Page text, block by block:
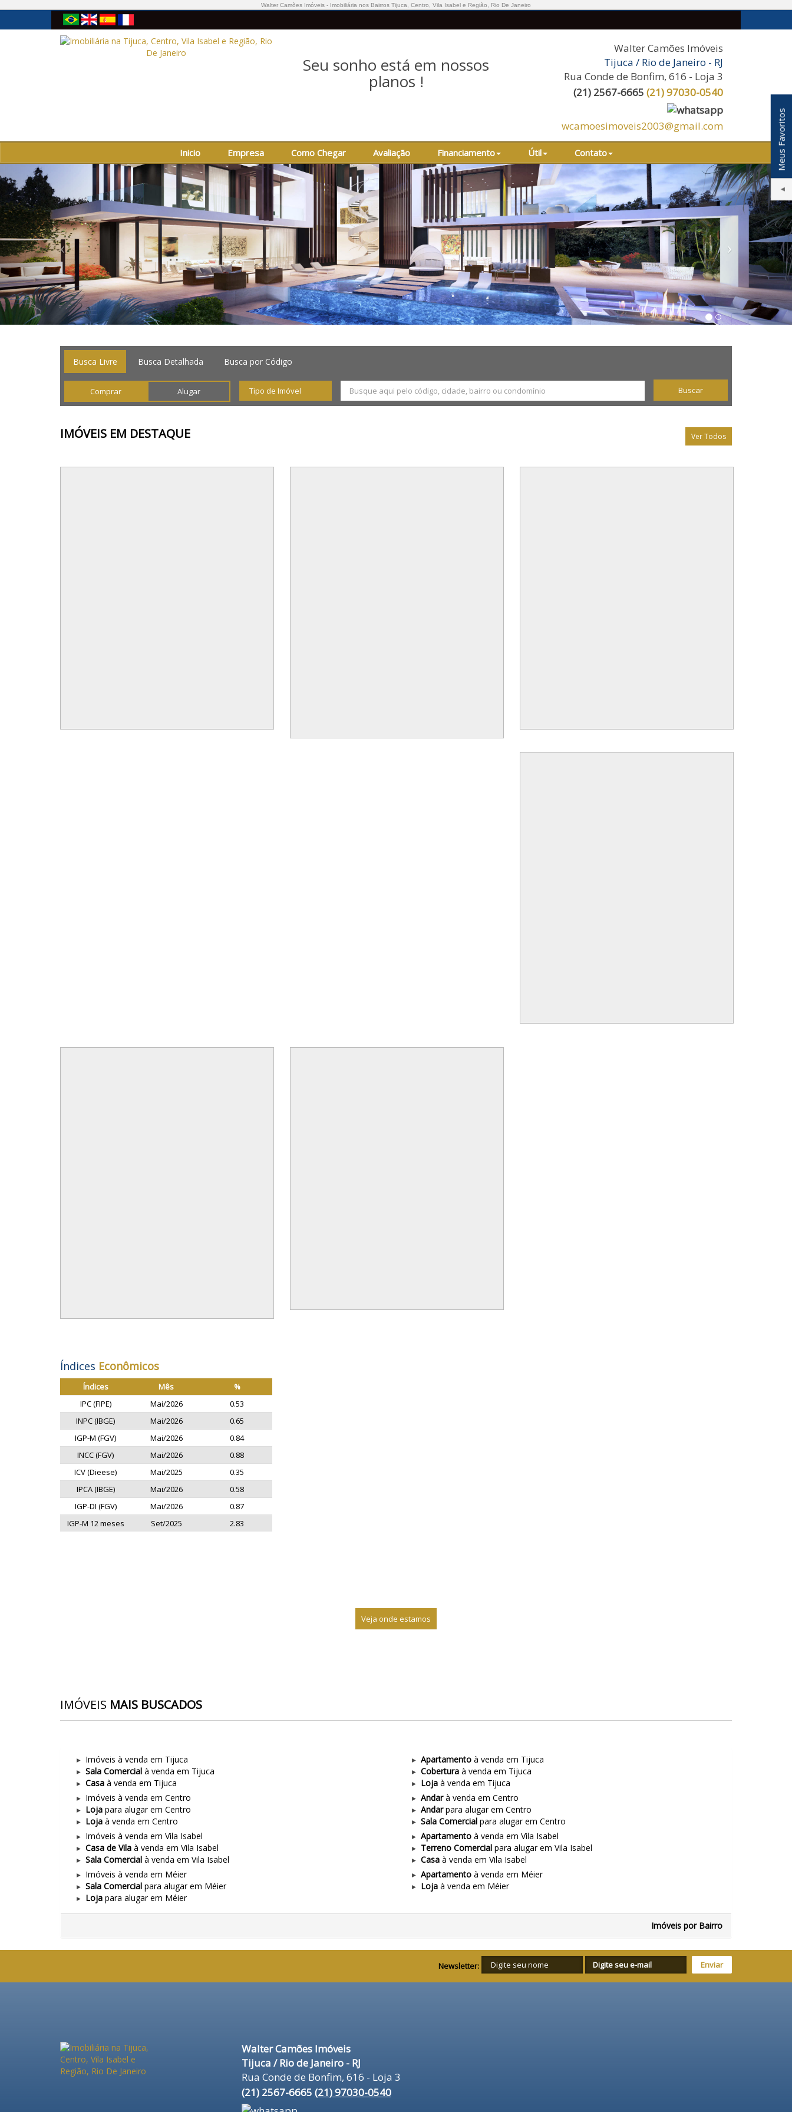
Walter Camões Imóveis - Imobiliária nos Bairros Tijuca, Centro, Vila Isabel e Região, Rio De Janeiro
Seu sonho está em nossos
planos !
Walter Camões Imóveis
Tijuca / Rio de Janeiro - RJ
Rua Conde de Bonfim, 616 - Loja 3
(21) 2567-6665 (21)97030-0540
wcamoesimoveis2003@gmail.com
Inicio Empresa Como Chegar Avaliação Financiamento Útil Contato
Busca Livre Busca Detalhada Busca por Código
Comprar Alugar Buscar
IMÓVEIS EM DESTAQUE Ver Todos
Índices Econômicos
Índices Mês
%
IPC (FIPE)
Mai/2026
0.53
INPC (IBGE)
Mai/2026
0.65
IGP-M (FGV)
Mai/2026
0.84
INCC (FGV)
Mai/2026
0.88
ICV (Dieese)
Mai/2025
0.35
IPCA (IBGE)
Mai/2026
0.58
IGP-DI (FGV)
Mai/2026
0.87
IGP-M 12 meses
Set/2025 2.83
Veja onde estamos
IMÓVEIS MAIS BUSCADOS
Imóveis à venda em Tijuca Apartamentoà venda em Tijuca
Sala Comercialà venda em Tijuca Coberturaà venda em Tijuca
Casaà venda em Tijuca Lojaà venda em Tijuca
Imóveis à venda em Centro
Andarà venda em Centro
Lojapara alugar em Centro Andarpara alugar em Centro
Lojaà venda em Centro Sala Comercialpara alugar em Centro
Imóveis à venda em Vila Isabel
Apartamentoà venda em Vila Isabel
Casa de Vilaà venda em Vila Isabel Terreno Comercialpara alugar em Vila Isabel
Sala Comercialà venda em Vila Isabel Casaà venda em Vila Isabel
Imóveis à venda em Méier
Apartamentoà venda em Méier
Sala Comercialpara alugar em Méier Lojaà venda em Méier
Lojapara alugar em Méier
Imóveis por Bairro
Newsletter:
Walter Camões Imóveis
Tijuca / Rio de Janeiro - RJ
Rua Conde de Bonfim, 616 - Loja 3
(21)2567-6665 (21)97030-0540
Meus Favoritos